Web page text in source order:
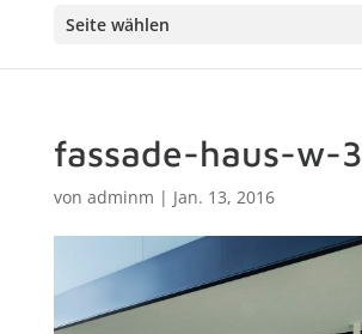
Seite wählen
fassade-haus-w-3
von adminm | Jan. 13, 2016